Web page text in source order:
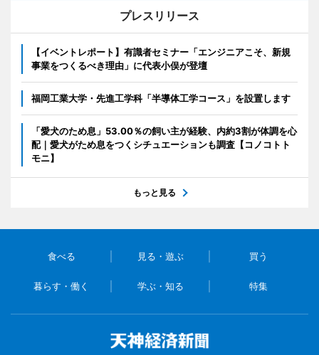
プレスリリース
【イベントレポート】有識者セミナー「エンジニアこそ、新規
事業をつくるべき理由」に代表小俣が登壇
福岡工業大学・先進工学科「半導体工学コース」を設置します
「愛犬のため息」53.00％の飼い主が経験、内約3割が体調を心
配｜愛犬がため息をつくシチュエーションも調査【コノコトト
モニ】
もっと見る
食べる 見る・遊ぶ 買う
暮らす・働く 学ぶ・知る 特集